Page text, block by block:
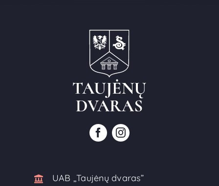
UAB ,,Taujėnų dvaras”